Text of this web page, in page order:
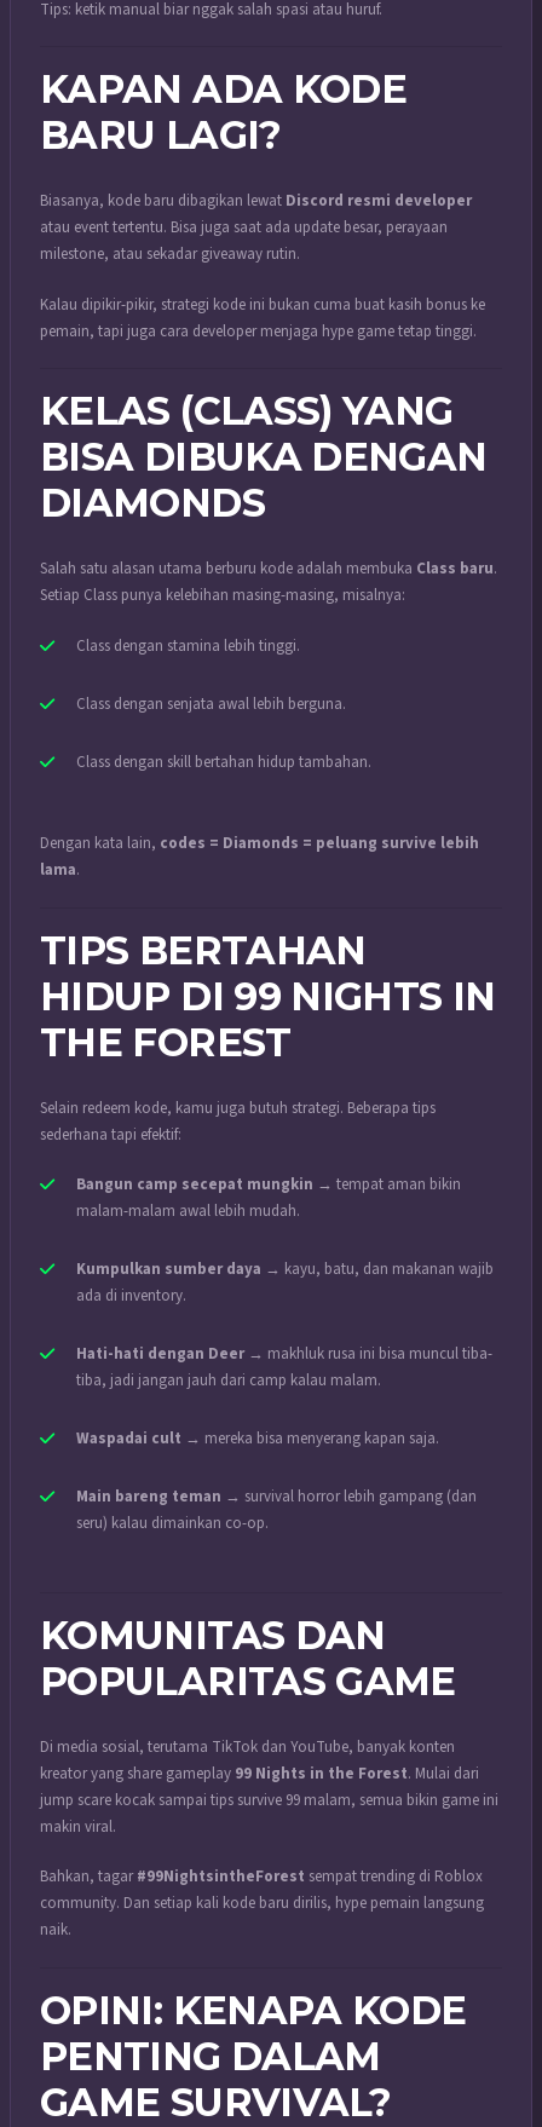
Tips: ketik manual biar nggak salah spasi atau huruf.
KAPAN ADA KODE
BARU LAGI?
Biasanya, kode baru dibagikan lewat Discord resmi developer
atau event tertentu. Bisa juga saat ada update besar, perayaan
milestone, atau sekadar giveaway rutin.
Kalau dipikir-pikir, strategi kode ini bukan cuma buat kasih bonus ke
pemain, tapi juga cara developer menjaga hype game tetap tinggi.
KELAS (CLASS) YANG
BISA DIBUKA DENGAN
DIAMONDS
Salah satu alasan utama berburu kode adalah membuka Class baru.
Setiap Class punya kelebihan masing-masing, misalnya:
Class dengan stamina lebih tinggi.
Class dengan senjata awal lebih berguna.
Class dengan skill bertahan hidup tambahan.
Dengan kata lain, codes = Diamonds = peluang survive lebih
lama.
TIPS BERTAHAN
HIDUP DI 99 NIGHTS IN
THE FOREST
Selain redeem kode, kamu juga butuh strategi. Beberapa tips
sederhana tapi efektif:
Bangun camp secepat mungkin → tempat aman bikin
malam-malam awal lebih mudah.
Kumpulkan sumber daya → kayu, batu, dan makanan wajib
ada di inventory.
Hati-hati dengan Deer→ makhluk rusa ini bisa muncul tiba-
tiba, jadi jangan jauh dari camp kalau malam.
Waspadai cult → mereka bisa menyerang kapan saja.
Main bareng teman → survival horror lebih gampang (dan
seru) kalau dimainkan co-op.
KOMUNITAS DAN
POPULARITAS GAME
Di media sosial, terutama TikTok dan YouTube, banyak konten
kreator yang share gameplay 99 Nights in the Forest. Mulai dari
jump scare kocak sampai tips survive 99 malam, semua bikin game ini
makin viral.
Bahkan, tagar#99NightsintheForest sempat trending di Roblox
community. Dan setiap kali kode baru dirilis, hype pemain langsung
naik.
OPINI: KENAPA KODE
PENTING DALAM
GAME SURVIVAL?